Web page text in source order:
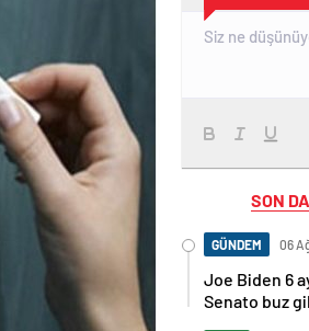
SON
GÜNDEM 06
Joe Biden 6
Senato buz